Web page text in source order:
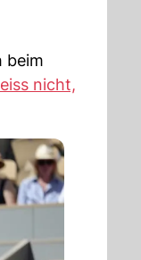
beim
nicht,